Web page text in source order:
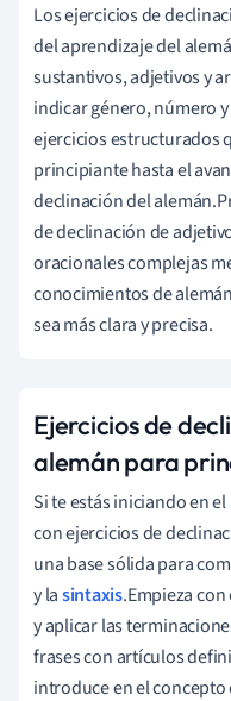
Los ejercicios de
del aprendizaje del
sustantivos, adjetivos y
indicar género, número
ejercicios estructurados
principiante hasta el
declinación del
de declinación de
oracionales complejas
conocimientos de
sea más clara y precisa.
Ejercicios de
alemán para
Si te estás iniciando en
con ejercicios de
una base sólida para
y lasintaxis.Empieza
y aplicar las
frases con artículos
introduce en el